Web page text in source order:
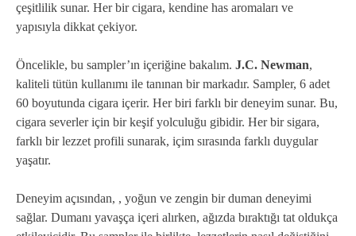
çeşitlilik sunar. Her bir cigara, kendine has aromaları ve
yapısıyla dikkat çekiyor.
Öncelikle, bu sampler’ın içeriğine bakalım. J.C. Newman,
kaliteli tütün kullanımı ile tanınan bir markadır. Sampler, 6 adet
60 boyutunda cigara içerir. Her biri farklı bir deneyim sunar. Bu,
cigara severler için bir keşif yolculuğu gibidir. Her bir sigara,
farklı bir lezzet profili sunarak, içim sırasında farklı duygular
yaşatır.
Deneyim açısından, , yoğun ve zengin bir duman deneyimi
sağlar. Dumanı yavaşça içeri alırken, ağızda bıraktığı tat oldukça